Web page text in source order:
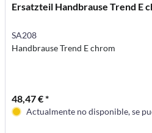
Ersatzteil Handbrause Trend E
SA208
Handbrause Trend E chrom
48,47 € *
Actualmente no disponible, se